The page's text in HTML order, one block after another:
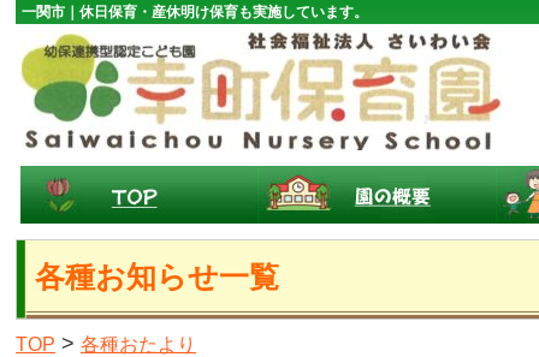
一関市｜休日保育・産休明け保育も実施しています。
各種お知らせ一覧
TOP > 各種おたより